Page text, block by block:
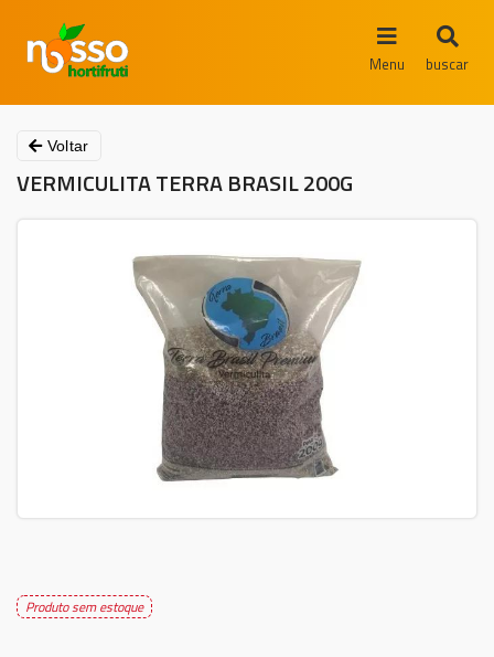
Menu buscar
Voltar
VERMICULITA TERRA BRASIL 200G
Produto sem estoque